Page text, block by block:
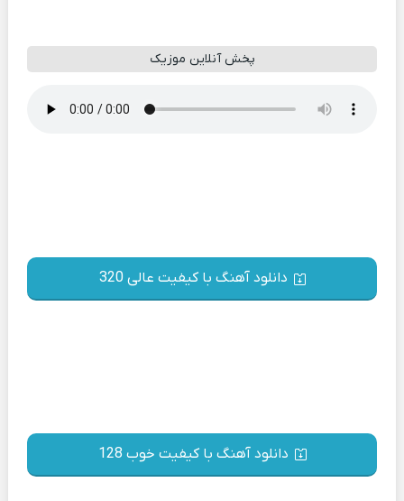
پخش آنلاین موزیک
دانلود آهنگ با کیفیت عالی 320
دانلود آهنگ با کیفیت خوب 128